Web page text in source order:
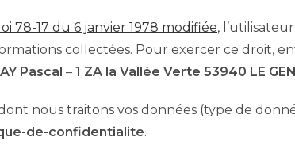
78-17 du 6 janvier 1978 modifiée,
collectées. Pour exercer ce droit,
Pascal – 1 ZA la Vallée Verte 53940 LE
nous traitons vos données (type de
de-confidentialite.